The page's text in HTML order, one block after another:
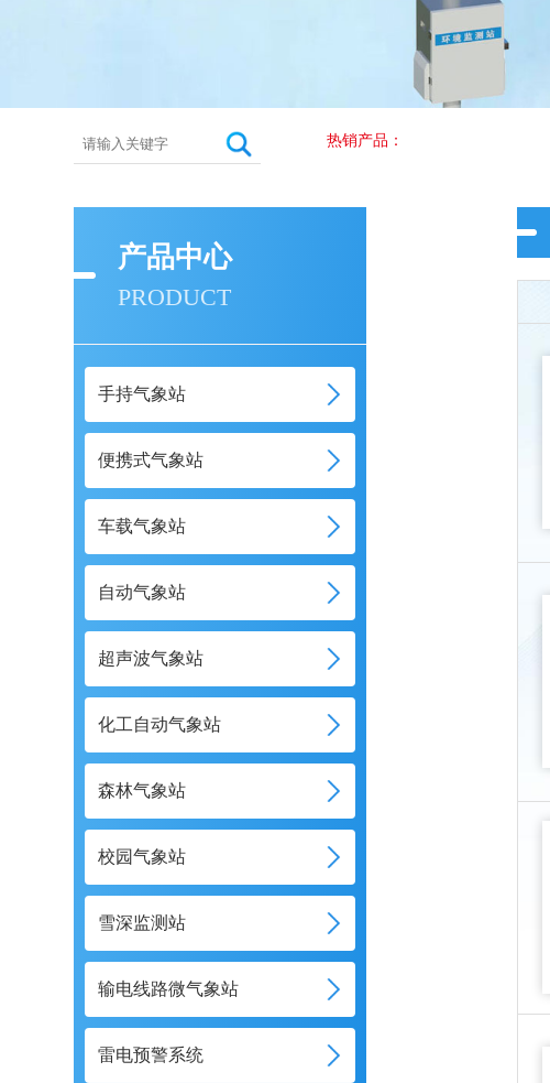
热销产品：
产品中心
PRODUCT
手持气象站
便携式气象站
车载气象站
自动气象站
超声波气象站
化工自动气象站
森林气象站
校园气象站
雪深监测站
输电线路微气象站
雷电预警系统